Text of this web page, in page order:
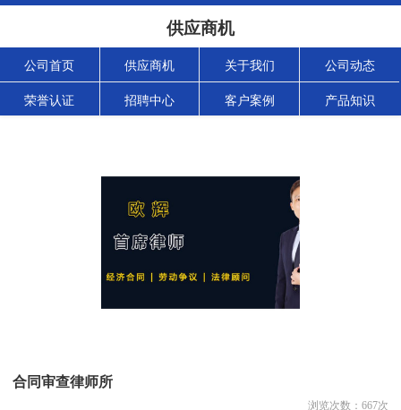
供应商机
公司首页 供应商机 关于我们 公司动态
荣誉认证 招聘中心 客户案例 产品知识
合同审查律师所
浏览次数： 667次